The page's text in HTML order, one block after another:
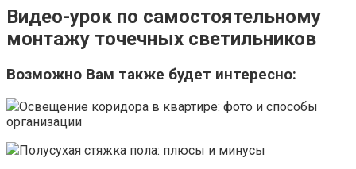
Видео-урок по самостоятельному
монтажу точечных светильников
Возможно Вам также будет интересно:
Освещение коридора в квартире: фото и способы
организации
Полусухая стяжка пола: плюсы и минусы